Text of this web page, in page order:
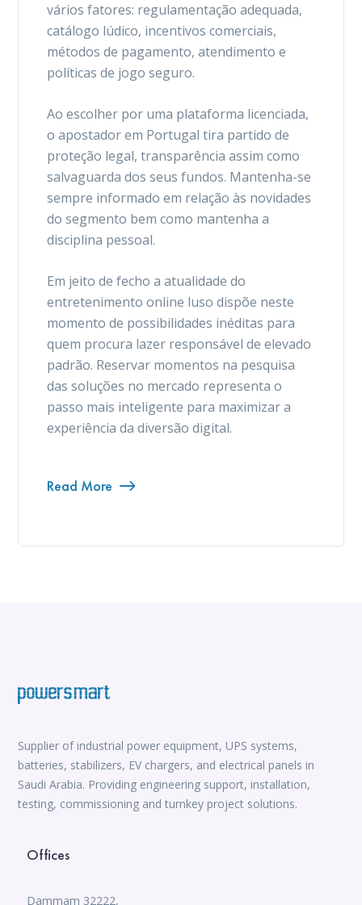
vários fatores: regulamentação adequada,
catálogo lúdico, incentivos comerciais,
métodos de pagamento, atendimento e
políticas de jogo seguro.
Ao escolher por uma plataforma licenciada,
o apostador em Portugal tira partido de
proteção legal, transparência assim como
salvaguarda dos seus fundos. Mantenha-se
sempre informado em relação às novidades
do segmento bem como mantenha a
disciplina pessoal.
Em jeito de fecho a atualidade do
entretenimento online luso dispõe neste
momento de possibilidades inéditas para
quem procura lazer responsável de elevado
padrão. Reservar momentos na pesquisa
das soluções no mercado representa o
passo mais inteligente para maximizar a
experiência da diversão digital.
Read More
Supplier of industrial power equipment, UPS systems,
batteries, stabilizers, EV chargers, and electrical panels in
Saudi Arabia. Providing engineering support, installation,
testing, commissioning and turnkey project solutions.
Offices
Dammam 32222,